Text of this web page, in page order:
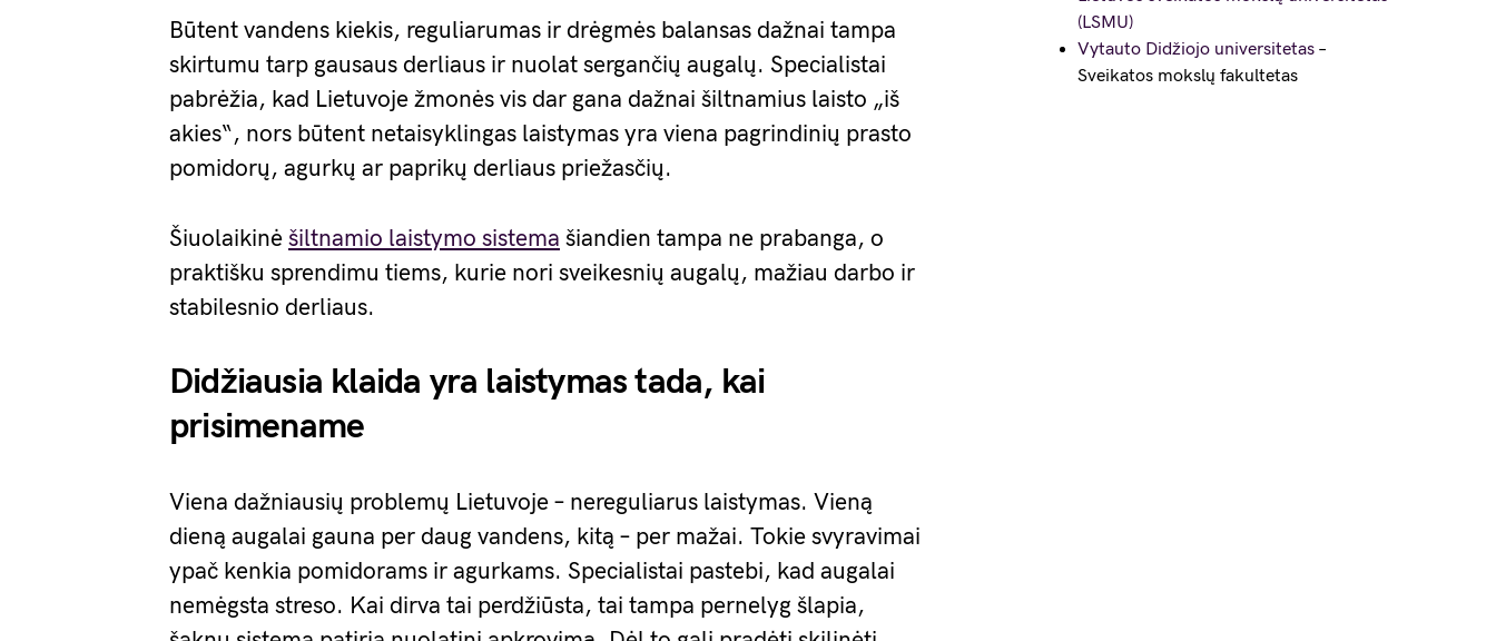
Būtent vandens kiekis, reguliarumas ir drėgmės balansas dažnai tampa
skirtumu tarp gausaus derliaus ir nuolat sergančių augalų. Specialistai
pabrėžia, kad Lietuvoje žmonės vis dar gana dažnai šiltnamius laisto „iš
akies“, nors būtent netaisyklingas laistymas yra viena pagrindinių prasto
pomidorų, agurkų ar paprikų derliaus priežasčių.
Šiuolaikinė šiltnamio laistymo sistema šiandien tampa ne prabanga, o
praktišku sprendimu tiems, kurie nori sveikesnių augalų, mažiau darbo ir
stabilesnio derliaus.
Didžiausia klaida yra laistymas tada, kai
prisimename
Viena dažniausių problemų Lietuvoje – nereguliarus laistymas. Vieną
dieną augalai gauna per daug vandens, kitą – per mažai. Tokie svyravimai
ypač kenkia pomidorams ir agurkams. Specialistai pastebi, kad augalai
nemėgsta streso. Kai dirva tai perdžiūsta, tai tampa pernelyg šlapia,
(LSMU)
Vytauto Didžiojo universitetas –
Sveikatos mokslų fakultetas